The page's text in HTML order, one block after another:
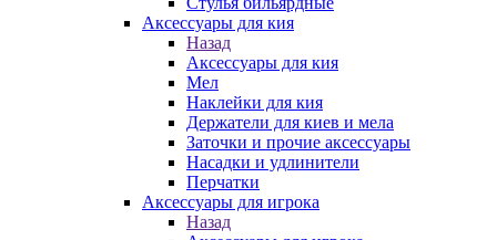
Аксессуары для кия
Назад
Аксессуары для кия
Мел
Наклейки для кия
Держатели для киев и мела
Заточки и прочие аксессуары
Насадки и удлинители
Перчатки
Аксессуары для игрока
Назад